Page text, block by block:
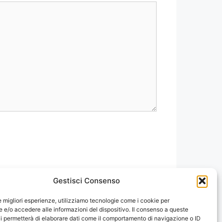
Gestisci Consenso
migliori esperienze, utilizziamo tecnologie come i cookie per
e/o accedere alle informazioni del dispositivo. Il consenso a queste
permetterà di elaborare dati come il comportamento di navigazione o ID